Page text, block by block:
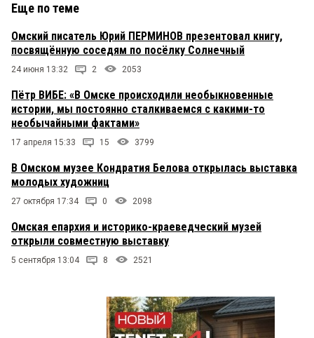
Еще по теме
Омский писатель Юрий ПЕРМИНОВ презентовал книгу,
посвящённую соседям по посёлку Солнечный
24 июня 13:32 2 2053
Пётр ВИБЕ: «В Омске происходили необыкновенные
истории, мы постоянно сталкиваемся с какими-то
необычайными фактами»
17 апреля 15:33 15 3799
В Омском музее Кондратия Белова открылась выставка
молодых художниц
27 октября 17:34 0 2098
Омская епархия и историко-краеведческий музей
открыли совместную выставку
5 сентября 13:04 8 2521